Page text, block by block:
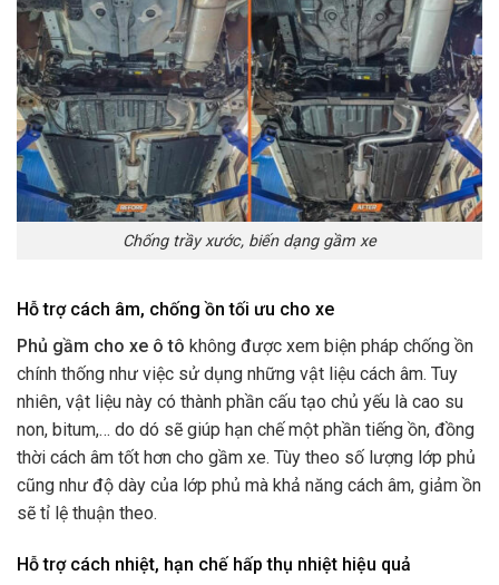
Chống trầy xước, biến dạng gầm xe
Hỗ trợ cách âm, chống ồn tối ưu cho xe
Phủ gầm cho xe ô tô không được xem biện pháp chống ồn
chính thống như việc sử dụng những vật liệu cách âm. Tuy
nhiên, vật liệu này có thành phần cấu tạo chủ yếu là cao su
non, bitum,… do dó sẽ giúp hạn chế một phần tiếng ồn, đồng
thời cách âm tốt hơn cho gầm xe. Tùy theo số lượng lớp phủ
cũng như độ dày của lớp phủ mà khả năng cách âm, giảm ồn
sẽ tỉ lệ thuận theo.
Hỗ trợ cách nhiệt, hạn chế hấp thụ nhiệt hiệu quả